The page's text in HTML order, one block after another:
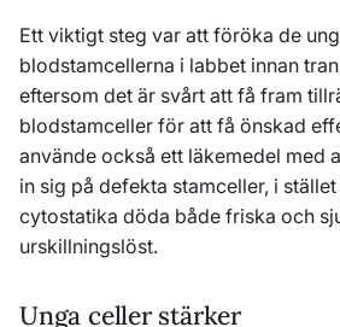
Ett viktigt steg var att föröka de
blodstamcellerna i labbet innan
eftersom det är svårt att få fram
blodstamceller för att få önskad
använde också ett läkemedel med
in sig på defekta stamceller, i
cytostatika döda både friska och
urskillningslöst.
Unga celler stärker